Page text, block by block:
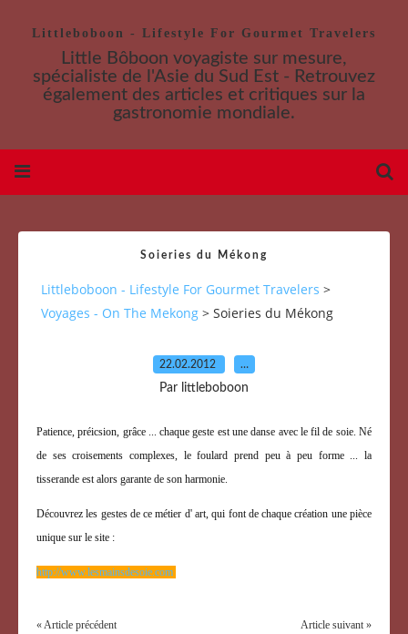
Littleboboon - Lifestyle For Gourmet Travelers
Little Bôboon voyagiste sur mesure,
spécialiste de l'Asie du Sud Est - Retrouvez
également des articles et critiques sur la
gastronomie mondiale.
Soieries du Mékong
Littleboboon - Lifestyle For Gourmet Travelers >
Voyages - On The Mekong > Soieries du Mékong
22.02.2012 …
Par littleboboon
Patience, préicsion, grâce ... chaque geste est une danse avec le fil de soie. Né
de ses croisements complexes, le foulard prend peu à peu forme ... la
tisserande est alors garante de son harmonie.
Découvrez les gestes de ce métier d' art, qui font de chaque création une pièce
unique sur le site :
http://www.lesmainsdesoie.com
« Article précédent Article suivant »